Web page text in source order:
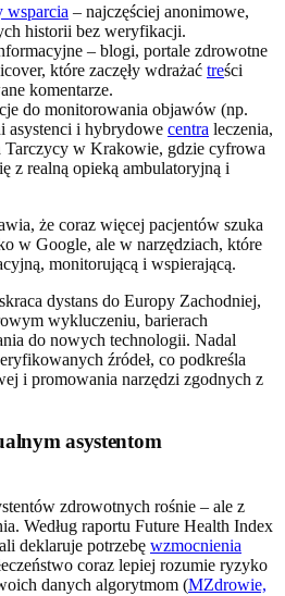
wsparcia – najczęściej anonimowe,
historii bez weryfikacji.
– blogi, portale zdrowotne
które zaczęły wdrażać treści
komentarze.
do monitorowania objawów (np.
asystenci i hybrydowe centra leczenia,
Tarczycy w Krakowie, gdzie cyfrowa
z realną opieką ambulatoryjną i
że coraz więcej pacjentów szuka
w Google, ale w narzędziach, które
monitorującą i wspierającą.
dystans do Europy Zachodniej,
wykluczeniu, barierach
do nowych technologii. Nadal
źródeł, co podkreśla
i promowania narzędzi zgodnych z
asystentom
zdrowotnych rośnie – ale z
Według raportu Future Health Index
deklaruje potrzebę wzmocnienia
coraz lepiej rozumie ryzyko
danych algorytmom (MZdrowie,